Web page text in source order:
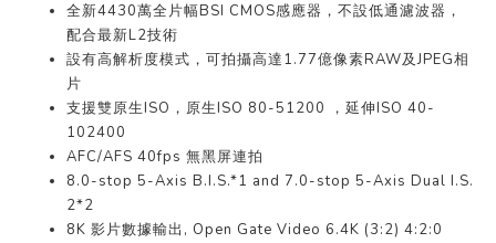
全新4430萬全片幅BSI CMOS感應器，不設低通濾波器，
配合最新L2技術
設有高解析度模式，可拍攝高達1.77億像素RAW及JPEG相
片
支援雙原生ISO，原生ISO 80-51200 ，延伸ISO 40-
102400
AFC/AFS 40fps 無黑屏連拍
8.0-stop 5-Axis B.I.S.*1 and 7.0-stop 5-Axis Dual I.S.
2*2
8K 影片數據輸出, Open Gate Video 6.4K (3:2) 4:2:0